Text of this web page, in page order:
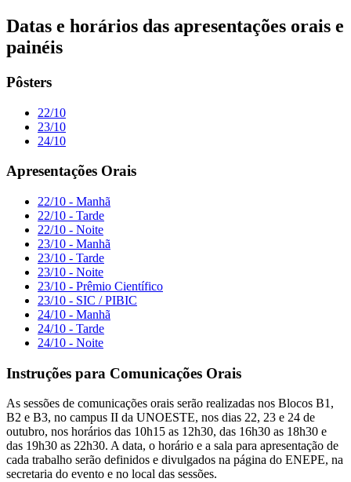
Datas e horários das apresentações orais e
painéis
Pôsters
22/10
23/10
24/10
Apresentações Orais
22/10 - Manhã
22/10 - Tarde
22/10 - Noite
23/10 - Manhã
23/10 - Tarde
23/10 - Noite
23/10 - Prêmio Científico
23/10 - SIC / PIBIC
24/10 - Manhã
24/10 - Tarde
24/10 - Noite
Instruções para Comunicações Orais
As sessões de comunicações orais serão realizadas nos Blocos B1,
B2 e B3, no campus II da UNOESTE, nos dias 22, 23 e 24 de
outubro, nos horários das 10h15 as 12h30, das 16h30 as 18h30 e
das 19h30 as 22h30. A data, o horário e a sala para apresentação de
cada trabalho serão definidos e divulgados na página do ENEPE, na
secretaria do evento e no local das sessões.